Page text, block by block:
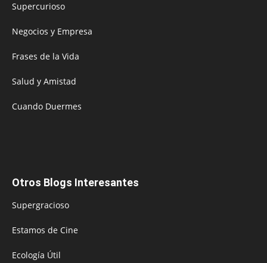
Supercurioso
Negocios y Empresa
Frases de la Vida
Salud y Amistad
Cuando Duermes
Otros Blogs Interesantes
Supergracioso
Estamos de Cine
Ecología Útil